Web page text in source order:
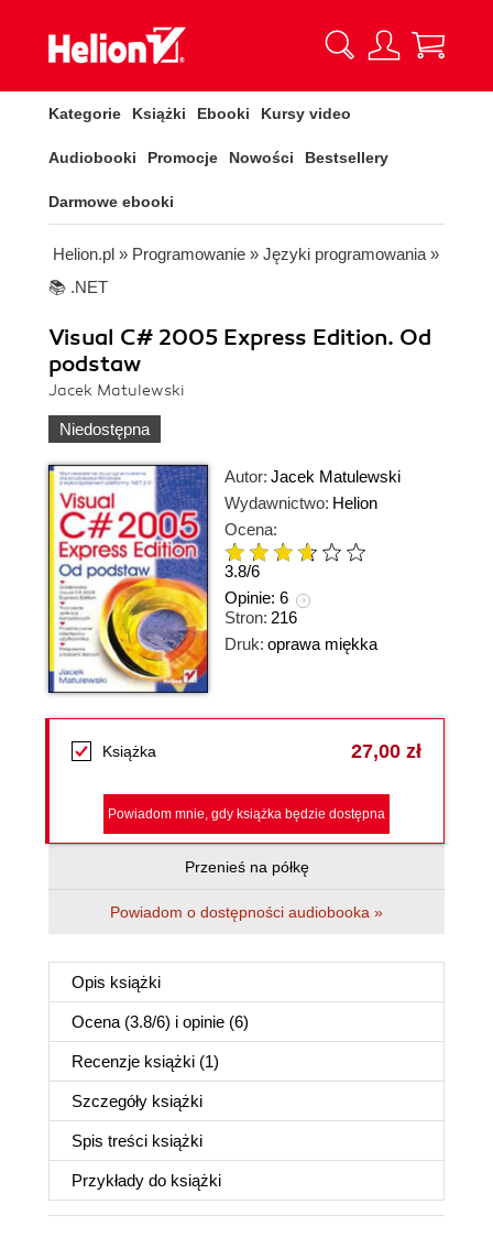
Kategorie Książki Ebooki Kursy video
Audiobooki Promocje Nowości Bestsellery
Darmowe ebooki
Helion.pl » Programowanie » Języki programowania »
📚 .NET
Visual C# 2005 Express Edition. Od
podstaw
Jacek Matulewski
Niedostępna
Autor: Jacek Matulewski
Wydawnictwo: Helion
Ocena:
3.8/6
Opinie: 6
Stron: 216
Druk: oprawa miękka
Książka 27,00 zł
Powiadom mnie, gdy książka będzie dostępna
Przenieś na półkę
Powiadom o dostępności audiobooka »
Opis książki
Ocena (3.8/6) i opinie (6)
Recenzje książki (1)
Szczegóły książki
Spis treści książki
Przykłady do książki